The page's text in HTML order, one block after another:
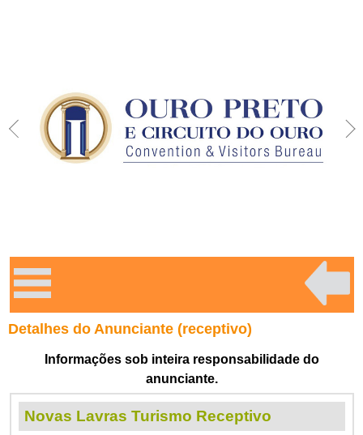
Detalhes do Anunciante (receptivo)
Informações sob inteira responsabilidade do
anunciante.
Novas Lavras Turismo Receptivo